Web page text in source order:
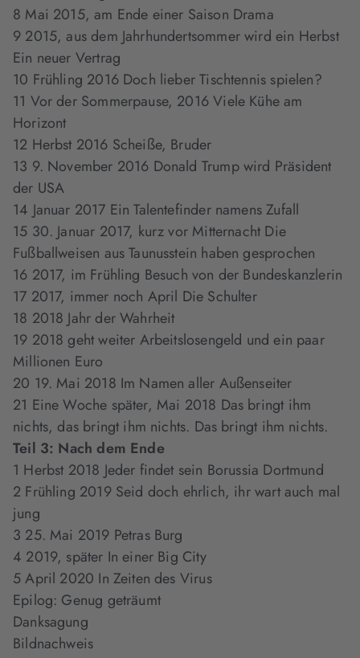
8 Mai 2015, am Ende einer Saison Drama
9 2015, aus dem Jahrhundertsommer wird ein Herbst
Ein neuer Vertrag
10 Frühling 2016 Doch lieber Tischtennis spielen?
11 Vor der Sommerpause, 2016 Viele Kühe am
Horizont
12 Herbst 2016 Scheiße, Bruder
13 9. November 2016 Donald Trump wird Präsident
der USA
14 Januar 2017 Ein Talentefinder namens Zufall
15 30. Januar 2017, kurz vor Mitternacht Die
Fußballweisen aus Taunusstein haben gesprochen
16 2017, im Frühling Besuch von der Bundeskanzlerin
17 2017, immer noch April Die Schulter
18 2018 Jahr der Wahrheit
19 2018 geht weiter Arbeitslosengeld und ein paar
Millionen Euro
20 19. Mai 2018 Im Namen aller Außenseiter
21 Eine Woche später, Mai 2018 Das bringt ihm
nichts, das bringt ihm nichts. Das bringt ihm nichts.
Teil 3: Nach dem Ende
1 Herbst 2018 Jeder findet sein Borussia Dortmund
2 Frühling 2019 Seid doch ehrlich, ihr wart auch mal
jung
3 25. Mai 2019 Petras Burg
4 2019, später In einer Big City
5 April 2020 In Zeiten des Virus
Epilog: Genug geträumt
Danksagung
Bildnachweis